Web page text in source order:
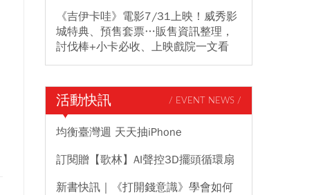
《吉伊卡哇》電影7/31上映！威秀影
城特典、預售套票…販售資訊整理，
討伐棒+小卡必收、上映戲院一文看
活動快訊 / EVENT NEWS /
均衡臺灣週 天天抽iPhone
訂閱贈【歌林】AI聲控3D擺頭循環扇
新書快訊｜《打開錢意識》學會如何